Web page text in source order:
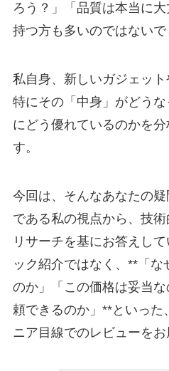
ろう？」「品質は本当に
持つ方も多いのではないで
私自身、新しいガジェット
特にその「中身」がどう
にどう優れているのかを
す。
今回は、そんなあなたの
である私の視点から、技
リサーチを基にお答えし
ック紹介ではなく、**「
のか」「この価格は妥当
頼できるのか」**といった
ニア目線でのレビューをお